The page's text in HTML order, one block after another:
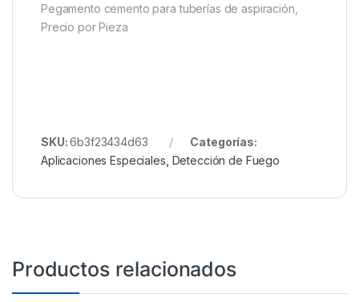
Pegamento cemento para tuberías de aspiración,
Precio por Pieza
SKU:6b3f23434d63
Categorías:
Aplicaciones Especiales Detección de Fuego
Productos relacionados